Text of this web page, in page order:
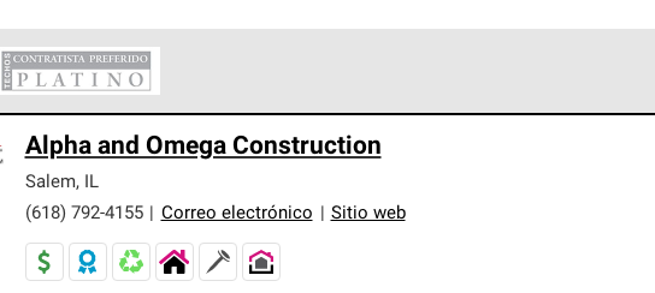
con estándares estrictos de profesionalismo, confiabilidad y destreza
nuestra mejor garantía de sistemas de techos.
Alpha and Omega Construction
Salem,
IL
(618) 792-4155
Correo electrónico Sitio web